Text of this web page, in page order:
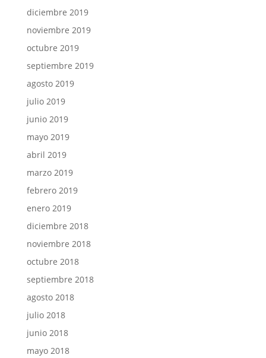
diciembre 2019
noviembre 2019
octubre 2019
septiembre 2019
agosto 2019
julio 2019
junio 2019
mayo 2019
abril 2019
marzo 2019
febrero 2019
enero 2019
diciembre 2018
noviembre 2018
octubre 2018
septiembre 2018
agosto 2018
julio 2018
junio 2018
mayo 2018